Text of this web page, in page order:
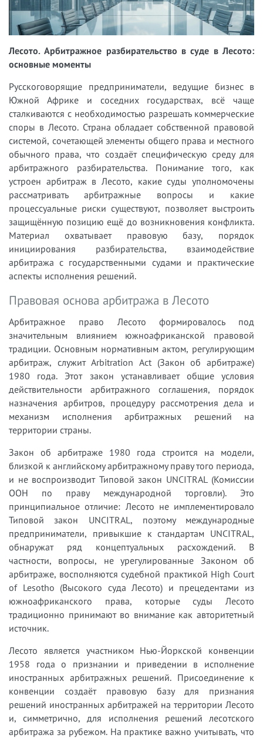
Лесото. Арбитражное разбирательство в суде в Лесото:
основные моменты
Русскоговорящие предприниматели, ведущие бизнес в
Южной Африке и соседних государствах, всё чаще
сталкиваются с необходимостью разрешать коммерческие
споры в Лесото. Страна обладает собственной правовой
системой, сочетающей элементы общего права и местного
обычного права, что создаёт специфическую среду для
арбитражного разбирательства. Понимание того, как
устроен арбитраж в Лесото, какие суды уполномочены
рассматривать арбитражные вопросы и какие
процессуальные риски существуют, позволяет выстроить
защищённую позицию ещё до возникновения конфликта.
Материал охватывает правовую базу, порядок
инициирования разбирательства, взаимодействие
арбитража с государственными судами и практические
аспекты исполнения решений.
Правовая основа арбитража в Лесото
Арбитражное право Лесото формировалось под
значительным влиянием южноафриканской правовой
традиции. Основным нормативным актом, регулирующим
арбитраж, служит Arbitration Act (Закон об арбитраже)
1980 года. Этот закон устанавливает общие условия
действительности арбитражного соглашения, порядок
назначения арбитров, процедуру рассмотрения дела и
механизм исполнения арбитражных решений на
территории страны.
Закон об арбитраже 1980 года строится на модели,
близкой к английскому арбитражному праву того периода,
и не воспроизводит Типовой закон UNCITRAL (Комиссии
ООН по праву международной торговли). Это
принципиальное отличие: Лесото не имплементировало
Типовой закон UNCITRAL, поэтому международные
предприниматели, привыкшие к стандартам UNCITRAL,
обнаружат ряд концептуальных расхождений. В
частности, вопросы, не урегулированные Законом об
арбитраже, восполняются судебной практикой High Court
of Lesotho (Высокого суда Лесото) и прецедентами из
южноафриканского права, которые суды Лесото
традиционно принимают во внимание как авторитетный
источник.
Лесото является участником Нью-Йоркской конвенции
1958 года о признании и приведении в исполнение
иностранных арбитражных решений. Присоединение к
конвенции создаёт правовую базу для признания
решений иностранных арбитражей на территории Лесото
и, симметрично, для исполнения решений лесотского
арбитража за рубежом. На практике важно учитывать, что